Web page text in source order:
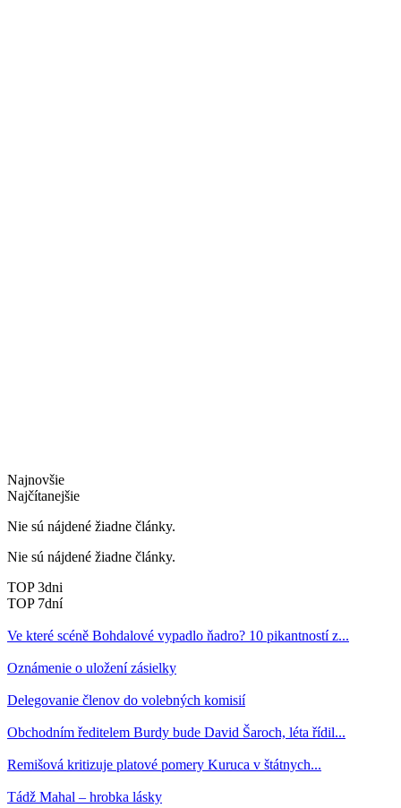
Najnovšie
Najčítanejšie
Nie sú nájdené žiadne články.
Nie sú nájdené žiadne články.
TOP 3dni
TOP 7dní
Ve které scéně Bohdalové vypadlo ňadro? 10 pikantností z...
Oznámenie o uložení zásielky
Delegovanie členov do volebných komisií
Obchodním ředitelem Burdy bude David Šaroch, léta řídil...
Remišová kritizuje platové pomery Kuruca v štátnych...
Tádž Mahal – hrobka lásky